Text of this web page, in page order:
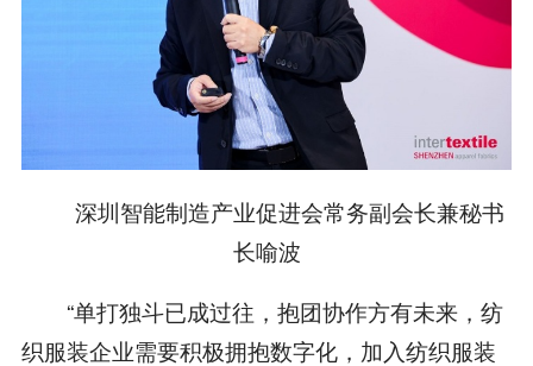
深圳智能制造产业促进会常务副会长兼秘书
长喻波
“单打独斗已成过往，抱团协作方有未来，纺
织服装企业需要积极拥抱数字化，加入纺织服装